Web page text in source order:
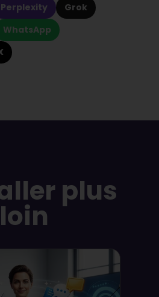
Perplexity
Grok
WhatsApp
plus
loin